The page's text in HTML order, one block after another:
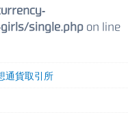
single.php on line
通貨取引所